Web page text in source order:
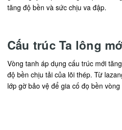
tăng độ bền và sức chịu va đập.
Cấu trúc Ta lông
Vòng tanh áp dụng cấu trúc mới
độ bền chịu tải của lõi thép. Từ
lớp gờ bảo vệ để gia cố đọ bền vòng